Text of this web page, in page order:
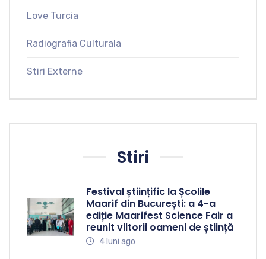
Love Turcia
Radiografia Culturala
Stiri Externe
Stiri
Festival științific la Școlile
Maarif din București: a 4-a
ediție Maarifest Science Fair a
reunit viitorii oameni de știință
4 luni ago